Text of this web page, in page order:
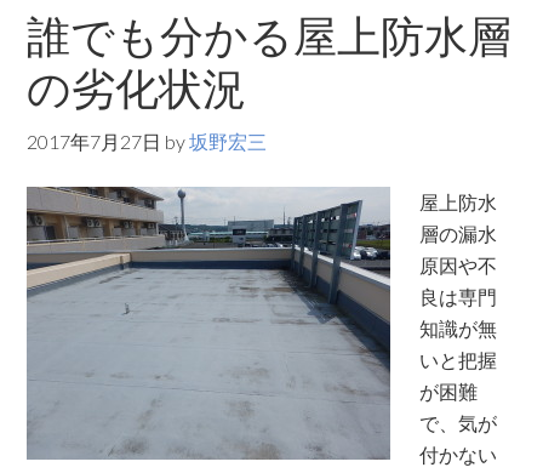
誰でも分かる屋上防水層
の劣化状況
2017年7月27日 by坂野宏三
屋上防水
層の漏水
原因や不
良は専門
知識が無
いと把握
が困難
で、気が
付かない